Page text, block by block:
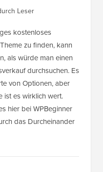
Leser
kostenloses
zu finden, kann
als würde man einen
durchsuchen. Es
von Optionen, aber
ist es wirklich wert.
hier bei WPBeginner
das Durcheinander